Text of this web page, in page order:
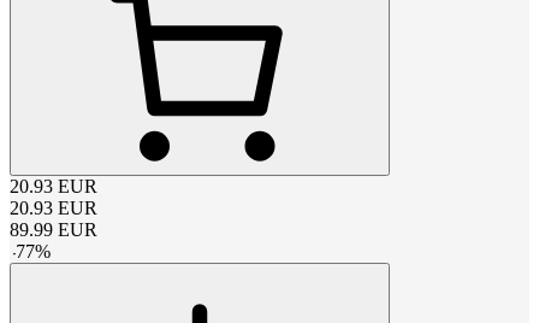
20.93 EUR
20.93 EUR
89.99 EUR
-77%